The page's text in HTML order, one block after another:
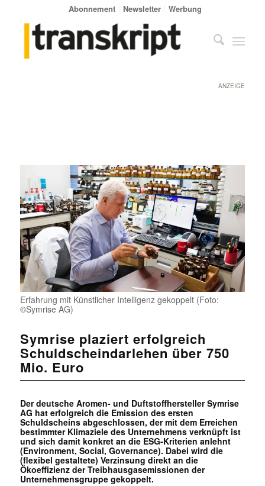
Abonnement Newsletter Werbung
ANZEIGE
Erfahrung mit Künstlicher Intelligenz gekoppelt (Foto:
©Symrise AG)
Symrise plaziert erfolgreich
Schuldscheindarlehen über 750
Mio. Euro
Der deutsche Aromen- und Duftstoffhersteller Symrise
AG hat erfolgreich die Emission des ersten
Schuldscheins abgeschlossen, der mit dem Erreichen
bestimmter Klimaziele des Unternehmens verknüpft ist
und sich damit konkret an die ESG-Kriterien anlehnt
(Environment, Social, Governance). Dabei wird die
(flexibel gestaltete) Verzinsung direkt an die
Ökoeffizienz der Treibhausgasemissionen der
Unternehmensgruppe gekoppelt.